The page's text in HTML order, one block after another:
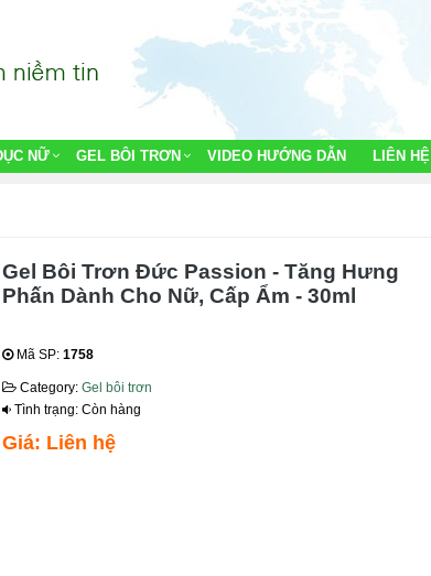
NỮ GEL BÔI TRƠN VIDEO HƯỚNG DẪN LIÊN HỆ
Gel Bôi Trơn Đức Passion - Tăng Hưng
Phấn Dành Cho Nữ, Cấp Ẩm - 30ml
Mã SP: 1758
Category: Gel bôi trơn
Tình trạng: Còn hàng
Giá: Liên hệ